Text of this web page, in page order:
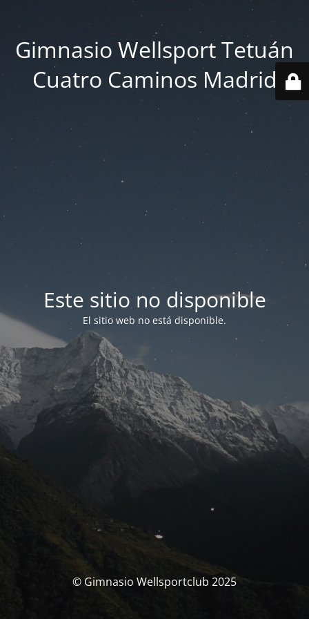
Gimnasio Wellsport Tetuán
Cuatro Caminos Madrid
Este sitio no disponible
El sitio web no está disponible.
© Gimnasio Wellsportclub 2025